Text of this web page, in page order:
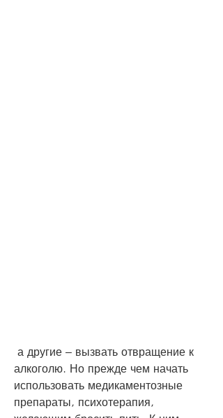
алкоголю. Но прежде чем начать
использовать медикаментозные
препараты, психотерапия,